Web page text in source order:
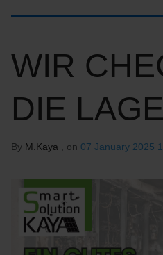
WIR
DIE
By M.Kaya , on 07 January 2025